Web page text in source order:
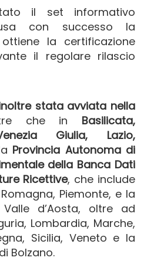
il set informativo
con successo la
la certificazione
il regolare rilascio
stata avviata nella
che in
Basilicata,
Giulia, Lazio,
Provincia Autonoma di
della Banca Dati
Ricettive, che include
Piemonte, e la
d’Aosta, oltre ad
Lombardia, Marche,
Sicilia, Veneto e la
Bolzano.